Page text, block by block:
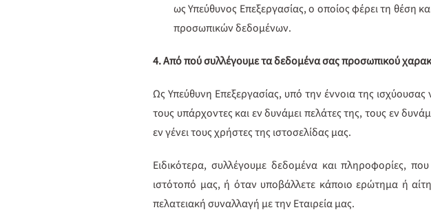
ως Υπεύθυνος Επεξεργασίας, ο οποίος φέρει τη θέση
προσωπικών δεδομένων.
4. Από πού συλλέγουμε τα δεδομένα σας προσωπικού
Ως Υπεύθυνη Επεξεργασίας, υπό την έννοια της
τους υπάρχοντες και εν δυνάμει πελάτες της, τους εν
εν γένει τους χρήστες της ιστοσελίδας μας.
Ειδικότερα, συλλέγουμε δεδομένα και πληροφορίες,
ιστότοπό μας, ή όταν υποβάλλετε κάποιο ερώτημα ή
πελατειακή συναλλαγή με την Εταιρεία μας.